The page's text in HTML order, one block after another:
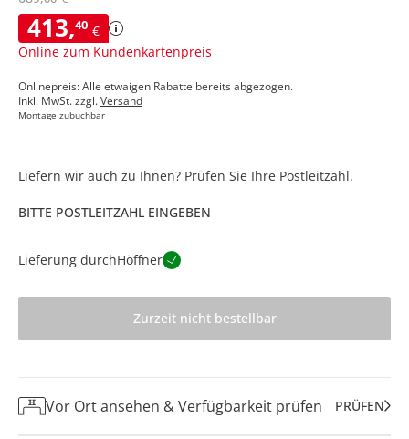
413,40 €
Online zum Kundenkartenpreis
Onlinepreis: Alle etwaigen Rabatte bereits abgezogen.
Inkl. MwSt. zzgl.Versand
Montage zubuchbar
Liefern wir auch zu Ihnen? Prüfen Sie Ihre Postleitzahl.
BITTE POSTLEITZAHL EINGEBEN
Lieferung durchHöffner
Zurzeit nicht bestellbar
Vor Ort ansehen & Verfügbarkeit prüfen PRÜFEN